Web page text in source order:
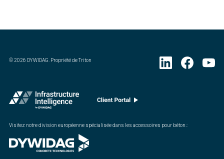
©2026 DYWIDAG. Propriété de Triton
Visitez notre division européenne spécialisée dans les accessoires pour béton.: